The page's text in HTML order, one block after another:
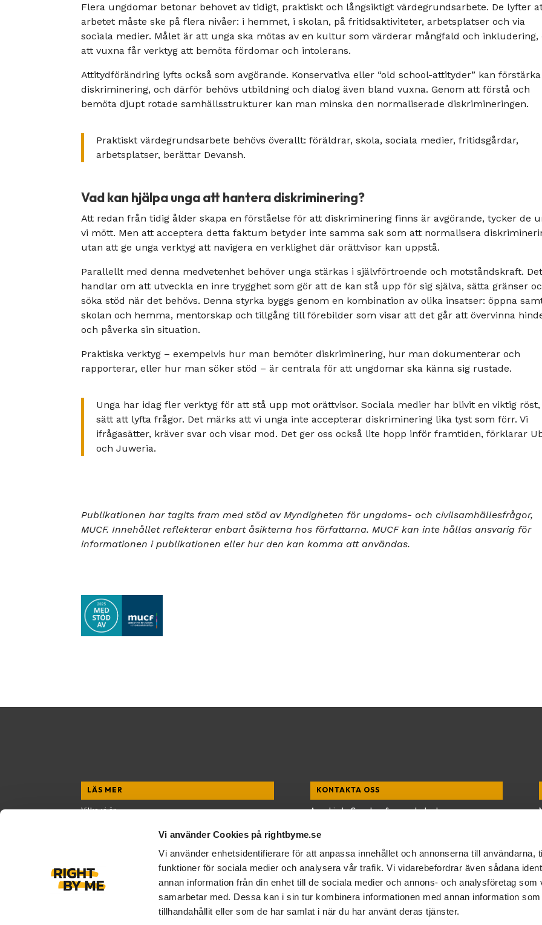
Vi använder Cookies på rightbyme.se
Vi använder enhetsidentifierare för att anpassa innehållet och annonserna till användarna,
funktioner för sociala medier och analysera vår trafik. Vi vidarebefordrar även sådana
annan information från din enhet till de sociala medier och annons- och analysföretag som
samarbetar med. Dessa kan i sin tur kombinera informationen med annan information
tillhandahållit eller som de har samlat i när du har använt deras tjänster.
Flera ungdomar betonar behovet av tidigt, praktiskt och långsiktigt värdegrundsarbete. De lyfter
arbetet måste ske på flera nivåer: i hemmet, i skolan, på fritidsaktiviteter, arbetsplatser och via
sociala medier. Målet är att unga ska mötas av en kultur som värderar mångfald och inkludering,
att vuxna får verktyg att bemöta fördomar och intolerans.
Attitydförändring lyfts också som avgörande. Konservativa eller “old school-attityder” kan förstärka
diskriminering, och därför behövs utbildning och dialog även bland vuxna. Genom att förstå och
bemöta djupt rotade samhällsstrukturer kan man minska den normaliserade diskrimineringen.
Praktiskt värdegrundsarbete behövs överallt: föräldrar, skola, sociala medier, fritidsgårdar,
arbetsplatser, berättar Devansh.
Vad kan hjälpa unga att hantera diskriminering?
Att redan från tidig ålder skapa en förståelse för att diskriminering finns är avgörande, tycker de
vi mött. Men att acceptera detta faktum betyder inte samma sak som att normalisera
utan att ge unga verktyg att navigera en verklighet där orättvisor kan uppstå.
Parallellt med denna medvetenhet behöver unga stärkas i självförtroende och motståndskraft. Det
handlar om att utveckla en inre trygghet som gör att de kan stå upp för sig själva, sätta gränser
söka stöd när det behövs. Denna styrka byggs genom en kombination av olika insatser: öppna
skolan och hemma, mentorskap och tillgång till förebilder som visar att det går att övervinna
och påverka sin situation.
Praktiska verktyg – exempelvis hur man bemöter diskriminering, hur man dokumenterar och
rapporterar, eller hur man söker stöd – är centrala för att ungdomar ska känna sig rustade.
Unga har idag fler verktyg för att stå upp mot orättvisor. Sociala medier har blivit en viktig
sätt att lyfta frågor. Det märks att vi unga inte accepterar diskriminering lika tyst som förr. Vi
ifrågasätter, kräver svar och visar mod. Det ger oss också lite hopp inför framtiden, förklarar
och Juweria.
Publikationen har tagits fram med stöd av Myndigheten för ungdoms- och civilsamhällesfrågor,
MUCF. Innehållet reflekterar enbart åsikterna hos författarna. MUCF kan inte hållas ansvarig för
informationen i publikationen eller hur den kan komma att användas.
LÄS MER
Vilka vi är
KONTAKTA OSS
Anna Lind – Grundare & generalsekreterare